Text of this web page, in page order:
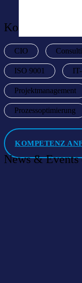
Kompetenzen
CIO
ISO 9001
Projektmanagement
Prozessoptimierung
KOMPETENZ
News &